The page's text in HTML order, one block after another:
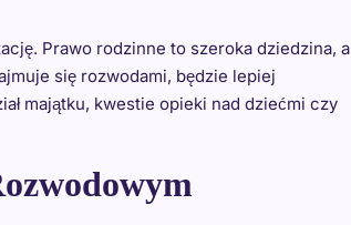
Prawo rodzinne to szeroka dziedzina, a
się rozwodami, będzie lepiej
majątku, kwestie opieki nad dziećmi czy